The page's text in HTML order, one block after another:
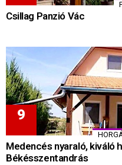
Csillag Panzió Vác
Medencés nyaraló, kiváló
Békésszentandrás